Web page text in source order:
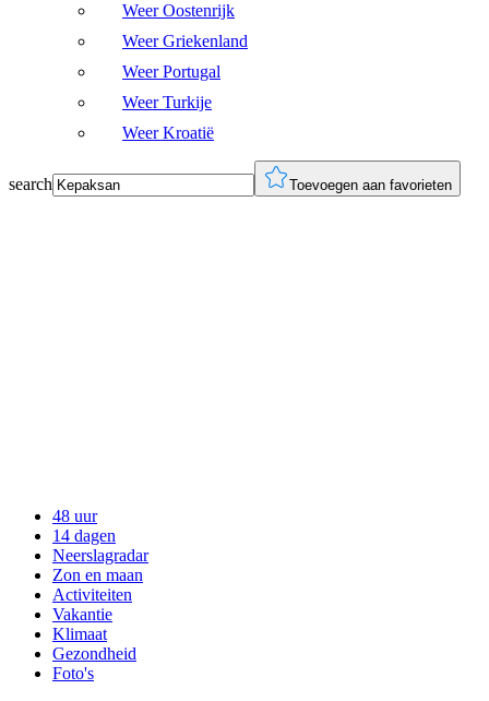
Weer Oostenrijk
Weer Griekenland
Weer Portugal
Weer Turkije
Weer Kroatië
search Toevoegen aan favorieten
48 uur
14 dagen
Neerslagradar
Zon en maan
Activiteiten
Vakantie
Klimaat
Gezondheid
Foto's